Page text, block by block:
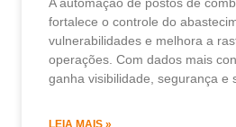
A automação de postos de
fortalece o controle do
vulnerabilidades e melhora a
operações. Com dados mais
ganha visibilidade, segurança e